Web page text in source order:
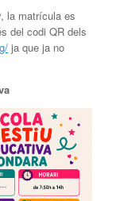
la matrícula es
del codi QR dels
ja que ja no